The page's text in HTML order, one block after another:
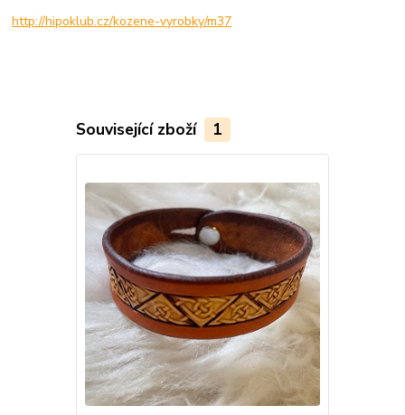
http://hipoklub.cz/kozene-vyrobky/m37
Související zboží 1